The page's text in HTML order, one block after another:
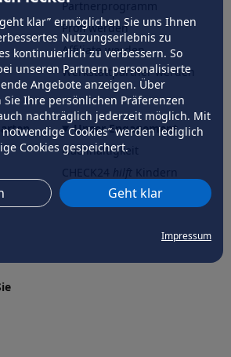
klar” ermöglichen Sie uns Ihnen
Nutzungserlebnis zu
kontinuierlich zu verbessern. So
unseren Partnern personalisierte
Angebote anzeigen. Über
Sie Ihre persönlichen Präferenzen
nachträglich jederzeit möglich. Mit
Cookies” werden lediglich
Cookies gespeichert.
Geht klar
Impressum
Partnerprogramm
Profi werden
Affiliate werden
Werkstattpartner werden
Unser Engagement
Nachhaltigkeit
CHECK24hilftder Natur